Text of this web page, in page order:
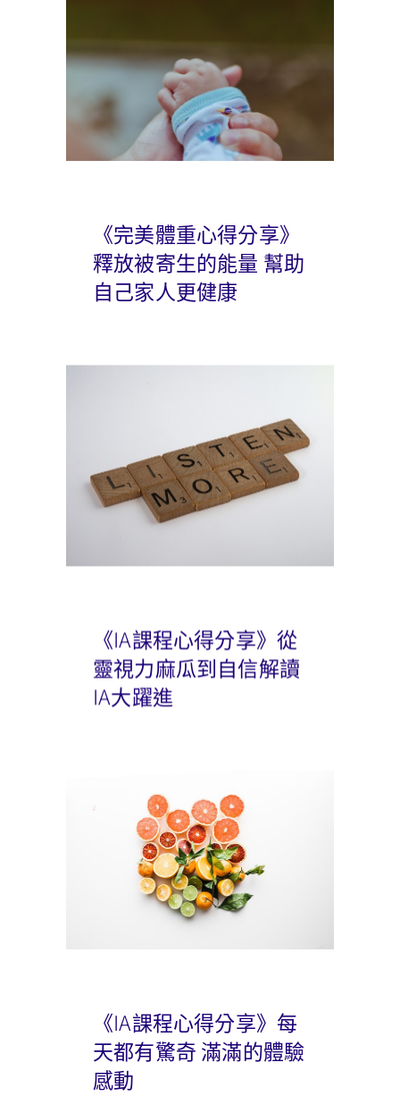
《完美體重心得分享》
釋放被寄生的能量 幫助
自己家人更健康
《IA課程心得分享》從
靈視力麻瓜到自信解讀
IA大躍進
《IA課程心得分享》每
天都有驚奇 滿滿的體驗
感動